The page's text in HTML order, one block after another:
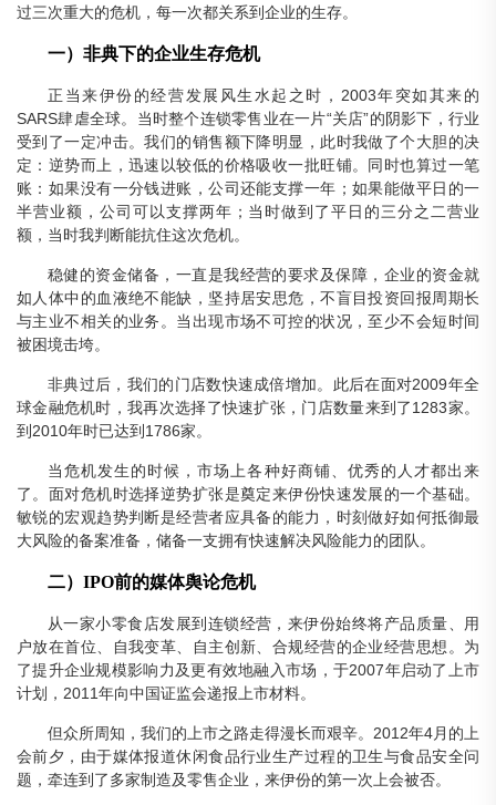
过三次重大的危机，每一次都关系到企业的生存。
一）非典下的企业生存危机
正当来伊份的经营发展风生水起之时，2003年突如其来的
SARS肆虐全球。当时整个连锁零售业在一片“关店”的阴影下，行业
受到了一定冲击。我们的销售额下降明显，此时我做了个大胆的决
定：逆势而上，迅速以较低的价格吸收一批旺铺。同时也算过一笔
账：如果没有一分钱进账，公司还能支撑一年；如果能做平日的一
半营业额，公司可以支撑两年；当时做到了平日的三分之二营业
额，当时我判断能抗住这次危机。
稳健的资金储备，一直是我经营的要求及保障，企业的资金就
如人体中的血液绝不能缺，坚持居安思危，不盲目投资回报周期长
与主业不相关的业务。当出现市场不可控的状况，至少不会短时间
被困境击垮。
非典过后，我们的门店数快速成倍增加。此后在面对2009年全
球金融危机时，我再次选择了快速扩张，门店数量来到了1283家。
到2010年时已达到1786家。
当危机发生的时候，市场上各种好商铺、优秀的人才都出来
了。面对危机时选择逆势扩张是奠定来伊份快速发展的一个基础。
敏锐的宏观趋势判断是经营者应具备的能力，时刻做好如何抵御最
大风险的备案准备，储备一支拥有快速解决风险能力的团队。
二）IPO前的媒体舆论危机
从一家小零食店发展到连锁经营，来伊份始终将产品质量、用
户放在首位、自我变革、自主创新、合规经营的企业经营思想。为
了提升企业规模影响力及更有效地融入市场，于2007年启动了上市
计划，2011年向中国证监会递报上市材料。
但众所周知，我们的上市之路走得漫长而艰辛。2012年4月的上
会前夕，由于媒体报道休闲食品行业生产过程的卫生与食品安全问
题，牵连到了多家制造及零售企业，来伊份的第一次上会被否。